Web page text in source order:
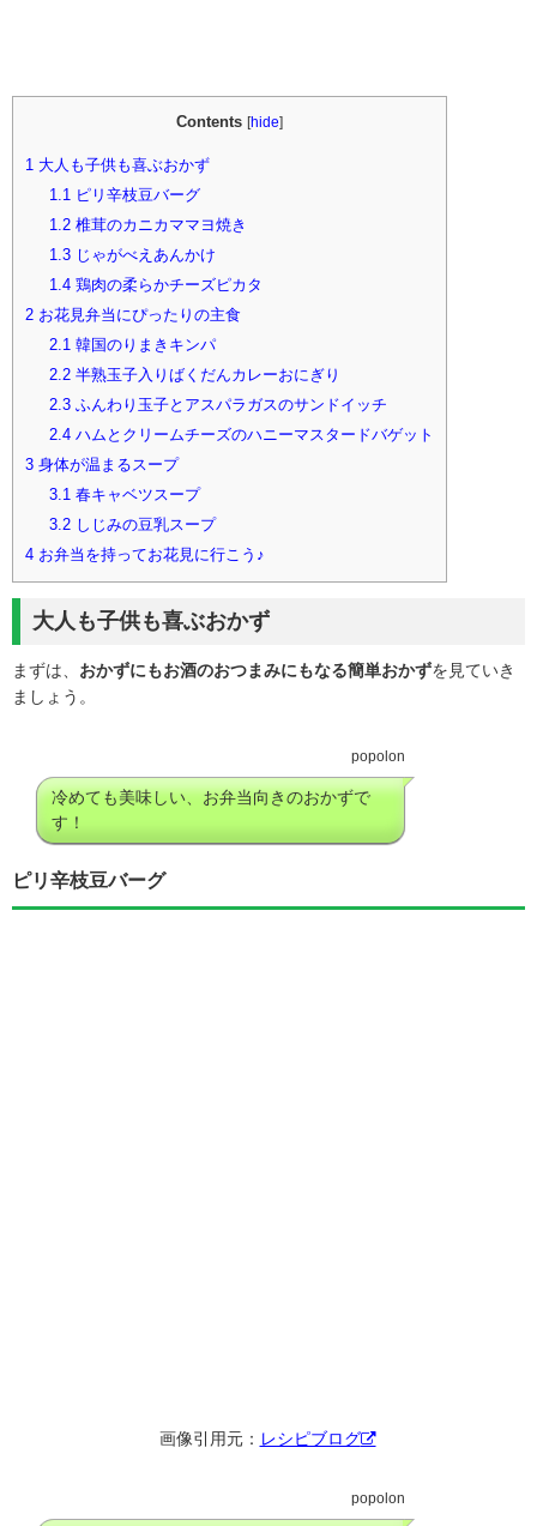
Contents [hide]
1 大人も子供も喜ぶおかず
1.1ピリ辛枝豆バーグ
1.2椎茸のカニカママヨ焼き
1.3じゃがべえあんかけ
1.4鶏肉の柔らかチーズピカタ
2 お花見弁当にぴったりの主食
2.1韓国のりまきキンパ
2.2半熟玉子入りばくだんカレーおにぎり
2.3ふんわり玉子とアスパラガスのサンドイッチ
2.4ハムとクリームチーズのハニーマスタードバゲット
3 身体が温まるスープ
3.1春キャベツスープ
3.2しじみの豆乳スープ
4 お弁当を持ってお花見に行こう♪
大人も子供も喜ぶおかず
まずは、 おかずにもお酒のおつまみにもなる簡単おかずを見ていき
ましょう。
popolon
冷めても美味しい、お弁当向きのおかずで
す！
ピリ辛枝豆バーグ
画像引用元： レシピブログ
popolon